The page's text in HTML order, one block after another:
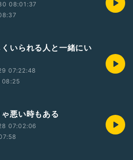
08:01:37
いられる人と一緒にい
07:22:48
08:25
悪い時もある
07:02:06